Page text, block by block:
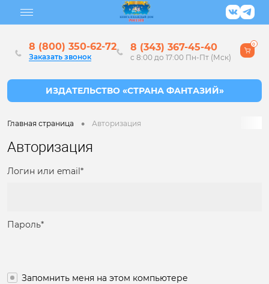
8 (800) 350-62-72
Заказать звонок
8 (343) 367-45-40
с 8:00 до 17:00 Пн-Пт (Мск)
0
Главная страница • Авторизация
Авторизация
Логин или email*
Пароль*
Запомнить меня на этом компьютере